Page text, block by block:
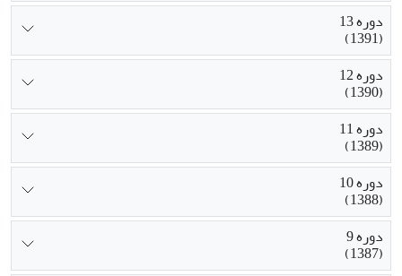
دوره 13
(1391)
دوره 12
(1390)
دوره 11
(1389)
دوره 10
(1388)
دوره 9
(1387)